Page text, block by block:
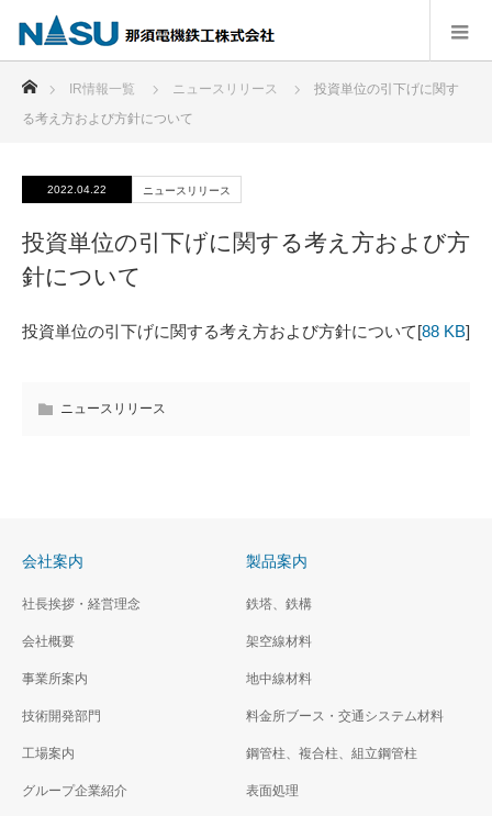
ホーム
IR情報一覧 ニュースリリース
投資単位の引下げに関す
る考え方および方針について
2022.04.22 ニュースリリース
投資単位の引下げに関する考え方および方
針について
投資単位の引下げに関する考え方および方針について[88 KB]
ニュースリリース
会社案内
社長挨拶・経営理念
会社概要
事業所案内
技術開発部門
工場案内
グループ企業紹介
製品案内
鉄塔、鉄構
架空線材料
地中線材料
料金所ブース・交通システム材料
鋼管柱、複合柱、組立鋼管柱
表面処理